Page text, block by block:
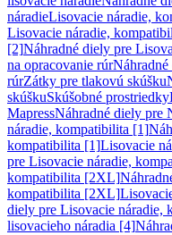
náradieLisovacie náradie,
Lisovacie náradie,
[2]Náhradné diely pre
na opracovanie rúr
rúrZátky pre tlakovú skúšku
skúškuSkúšobné prostriedky
MapressNáhradné diely pre
náradie, kompatibilita [1]
kompatibilita [1]Lisovacie
pre Lisovacie náradie,
kompatibilita [2XL]
kompatibilita [2XL]
diely pre Lisovacie náradie,
lisovacieho náradia [4]